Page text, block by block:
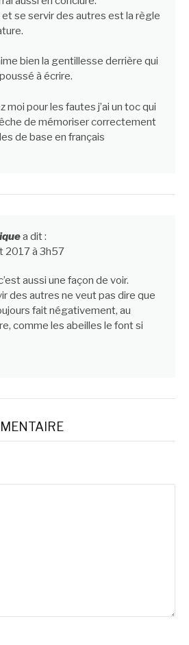
se servir des autres est la règle
bien la gentillesse derrière qui
à écrire.
moi pour les fautes j’ai un toc qui
de mémoriser correctement
de base en français
a dit :
2017 à 3h57
aussi une façon de voir.
des autres ne veut pas dire que
fait négativement, au
comme les abeilles le font si